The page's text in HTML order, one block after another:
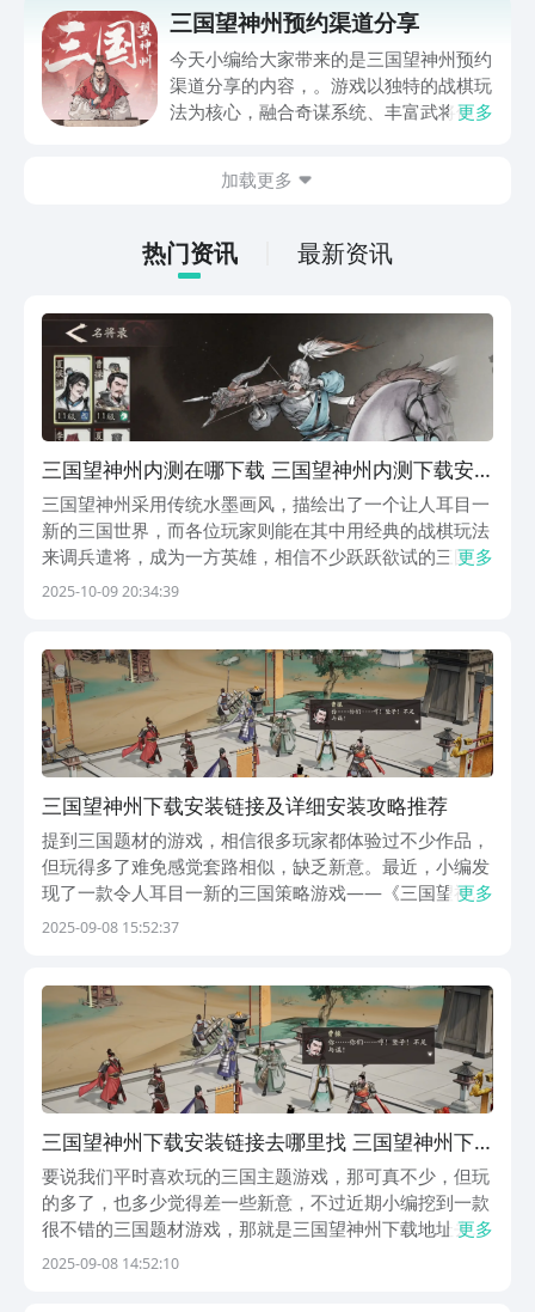
州下载渠道是啥，今天小编就来为大家分
享分享下载渠道，以及三国望神州的相关
特色和玩法。
三国望神州预约渠道分享
今天小编给大家带来的是三国望神州预约
渠道分享的内容，。游戏以独特的战棋玩
法为核心，融合奇谋系统、丰富武将体系
家不仅要在战场上排兵布阵、巧用奇谋，
策略抉择，在乱世中闯出一片天地，接下
来就跟小编一起来看看吧。
更多
加载更多
热门资讯 最新资讯
三国望神州内测在哪下载 三国望神州内测下载安
装链接推荐
三国望神州采用传统水墨画风，描绘出了一个让人耳目一
新的三国世界，而各位玩家则能在其中用经典的战棋玩法
来调兵遣将，成为一方英雄，相信不少跃跃欲试的三国爱
好者们，已经在好奇三国望神州内测在哪下载，那么下面
望...
更多
2025-10-09 20:34:39
三国望神州下载安装链接及详细安装攻略推荐
提到三国题材的游戏，相信很多玩家都体验过不少作品，
但玩得多了难免感觉套路相似，缺乏新意。最近，小编发
现了一款令人耳目一新的三国策略游戏——《三国望神
州》，不少玩家朋友也在关注三国望神州下载地址去哪里
州
更多
2025-09-08 15:52:37
三国望神州下载安装链接去哪里找 三国望神州下
载攻略
要说我们平时喜欢玩的三国主题游戏，那可真不少，但玩
的多了，也多少觉得差一些新意，不过近期小编挖到一款
很不错的三国题材游戏，那就是三国望神州下载地址去哪
里找，听到内容不错，很多玩家朋友也在问下载地址在哪
更多
2025-09-08 14:52:10